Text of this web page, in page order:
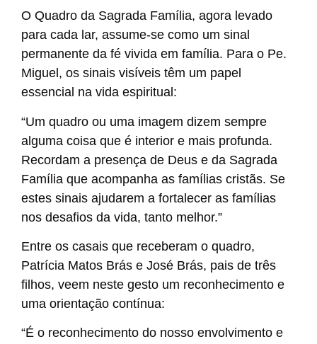
O Quadro da Sagrada Família, agora levado
para cada lar, assume-se como um sinal
permanente da fé vivida em família. Para o Pe.
Miguel, os sinais visíveis têm um papel
essencial na vida espiritual:
“Um quadro ou uma imagem dizem sempre
alguma coisa que é interior e mais profunda.
Recordam a presença de Deus e da Sagrada
Família que acompanha as famílias cristãs. Se
estes sinais ajudarem a fortalecer as famílias
nos desafios da vida, tanto melhor.”
Entre os casais que receberam o quadro,
Patrícia Matos Brás e José Brás, pais de três
filhos, veem neste gesto um reconhecimento e
uma orientação contínua:
“É o reconhecimento do nosso envolvimento e